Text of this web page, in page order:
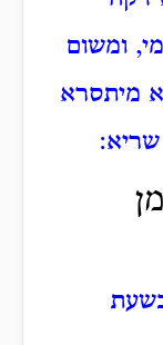
ומשום
מיתסרא
שריא: